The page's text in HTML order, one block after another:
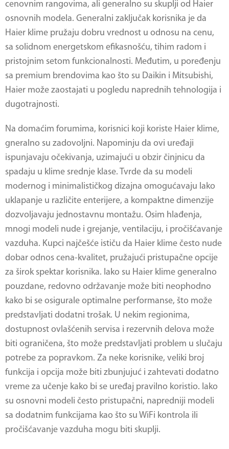
cenovnim rangovima, ali generalno su skuplji od Haier
osnovnih modela. Generalni zaključak korisnika je da
Haier klime pružaju dobru vrednost u odnosu na cenu,
sa solidnom energetskom efikasnošću, tihim radom i
pristojnim setom funkcionalnosti. Međutim, u poređenju
sa premium brendovima kao što su Daikin i Mitsubishi,
Haier može zaostajati u pogledu naprednih tehnologija i
dugotrajnosti.
Na domaćim forumima, korisnici koji koriste Haier klime,
gneralno su zadovoljni. Napominju da ovi uređaji
ispunjavaju očekivanja, uzimajući u obzir činjnicu da
spadaju u klime srednje klase. Tvrde da su modeli
modernog i minimalističkog dizajna omogućavaju lako
uklapanje u različite enterijere, a kompaktne dimenzije
dozvoljavaju jednostavnu montažu. Osim hlađenja,
mnogi modeli nude i grejanje, ventilaciju, i pročišćavanje
vazduha. Kupci najčešće ističu da Haier klime često nude
dobar odnos cena-kvalitet, pružajući pristupačne opcije
za širok spektar korisnika. Iako su Haier klime generalno
pouzdane, redovno održavanje može biti neophodno
kako bi se osigurale optimalne performanse, što može
predstavljati dodatni trošak. U nekim regionima,
dostupnost ovlašćenih servisa i rezervnih delova može
biti ograničena, što može predstavljati problem u slučaju
potrebe za popravkom. Za neke korisnike, veliki broj
funkcija i opcija može biti zbunjujuć i zahtevati dodatno
vreme za učenje kako bi se uređaj pravilno koristio. Iako
su osnovni modeli često pristupačni, napredniji modeli
sa dodatnim funkcijama kao što su WiFi kontrola ili
pročišćavanje vazduha mogu biti skuplji.